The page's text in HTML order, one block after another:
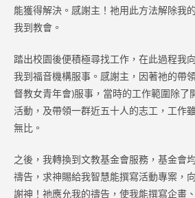
能獲得解決。感謝主！祂用此方法解除我
我到教會。
踏出校園後便積極尋找工作，在此過程我
我到福音機構服事。感謝主，因著祂的帶
督教女青年會)服事，當時的工作範圍除了
活動，及帶領一群近五十人的志工，工作
無比。
之後，我轉換到文教基金會服務，基金會
禱告，求神賜給我智慧能撰寫活動專案，
謝神！祂應允我的禱告，使我能撰寫企畫